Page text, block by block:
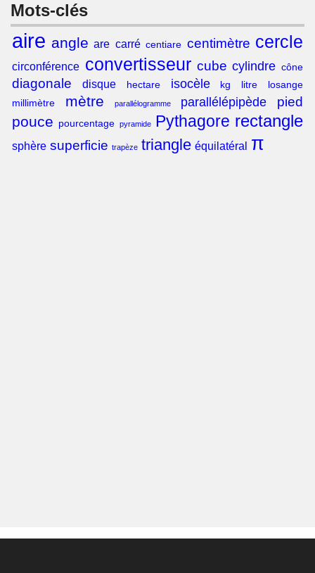
Mots-clés
aire angle are carré centiare centimètre cercle
circonférence convertisseur cube cylindre cône
diagonale disque hectare isocèle kg litre
losange
millimètre
mètre parallélogramme parallélépipède pied
pouce pourcentage pyramide Pythagore rectangle
sphère superficie trapèze triangle équilatéral π